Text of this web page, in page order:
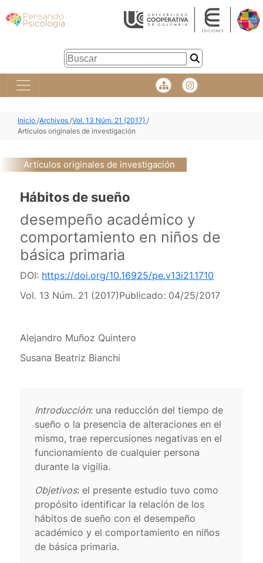
Inicio /Archivos /Vol. 13 Núm. 21 (2017) /
Artículos originales de investigación
Artículos originales de investigación
Hábitos de sueño
desempeño académico y
comportamiento en niños de
básica primaria
DOI: https://doi.org/10.16925/pe.v13i21.1710
Vol. 13 Núm. 21 (2017)Publicado: 04/25/2017
Alejandro Muñoz Quintero
Susana Beatriz Bianchi
Introducción: una reducción del tiempo de
sueño o la presencia de alteraciones en el
mismo, trae repercusiones negativas en el
funcionamiento de cualquier persona
durante la vigilia.
Objetivos: el presente estudio tuvo como
propósito identificar la relación de los
hábitos de sueño con el desempeño
académico y el comportamiento en niños
de básica primaria.